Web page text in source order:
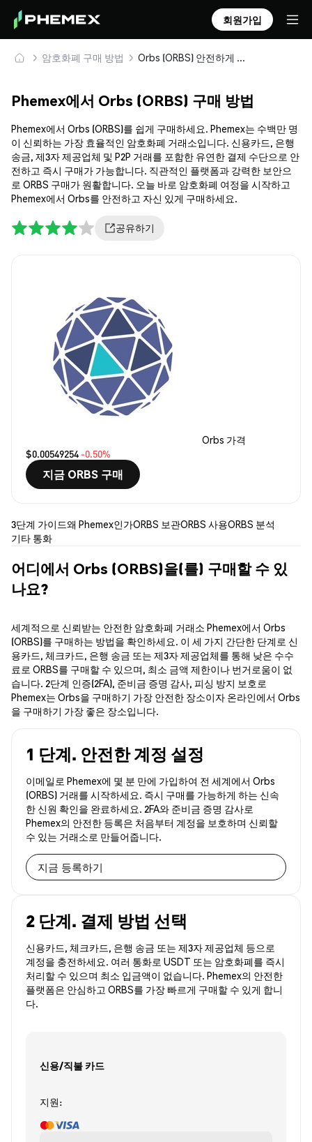
회원가입
암호화폐 구매 방법 Orbs (ORBS) 안전하게 구매 및 보관
Phemex에서 Orbs (ORBS) 구매 방법
Phemex에서 Orbs (ORBS)를 쉽게 구매하세요. Phemex는 수백만 명
이 신뢰하는 가장 효율적인 암호화폐 거래소입니다. 신용카드, 은행
송금, 제3자 제공업체 및 P2P 거래를 포함한 유연한 결제 수단으로 안
전하고 즉시 구매가 가능합니다. 직관적인 플랫폼과 강력한 보안으
로 ORBS 구매가 원활합니다. 오늘 바로 암호화폐 여정을 시작하고
Phemex에서 Orbs를 안전하고 자신 있게 구매하세요.
공유하기
Orbs 가격
$0.00549254 -0.50%
지금 ORBS 구매
3단계 가이드왜 Phemex인가ORBS 보관ORBS 사용ORBS 분석
기타 통화
어디에서 Orbs (ORBS)을(를) 구매할 수 있
나요?
세계적으로 신뢰받는 안전한 암호화폐 거래소 Phemex에서 Orbs
(ORBS)를 구매하는 방법을 확인하세요. 이 세 가지 간단한 단계로 신
용카드, 체크카드, 은행 송금 또는 제3자 제공업체를 통해 낮은 수수
료로 ORBS를 구매할 수 있으며, 최소 금액 제한이나 번거로움이 없
습니다. 2단계 인증(2FA), 준비금 증명 감사, 피싱 방지 보호로
Phemex는 Orbs을 구매하기 가장 안전한 장소이자 온라인에서 Orbs
을 구매하기 가장 좋은 장소입니다.
1 단계. 안전한 계정 설정
이메일로 Phemex에 몇 분 만에 가입하여 전 세계에서 Orbs
(ORBS) 거래를 시작하세요. 즉시 구매를 가능하게 하는 신속
한 신원 확인을 완료하세요. 2FA와 준비금 증명 감사로
Phemex의 안전한 등록은 처음부터 계정을 보호하며 신뢰할
수 있는 거래소로 만들어줍니다.
지금 등록하기
2 단계. 결제 방법 선택
신용카드, 체크카드, 은행 송금 또는 제3자 제공업체 등으로
계정을 충전하세요. 여러 통화로 USDT 또는 암호화폐를 즉시
처리할 수 있으며 최소 입금액이 없습니다. Phemex의 안전한
플랫폼은 안심하고 ORBS를 가장 빠르게 구매할 수 있게 합니
다.
신용/직불 카드
지원: